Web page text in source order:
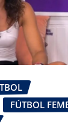
FÚTBOL